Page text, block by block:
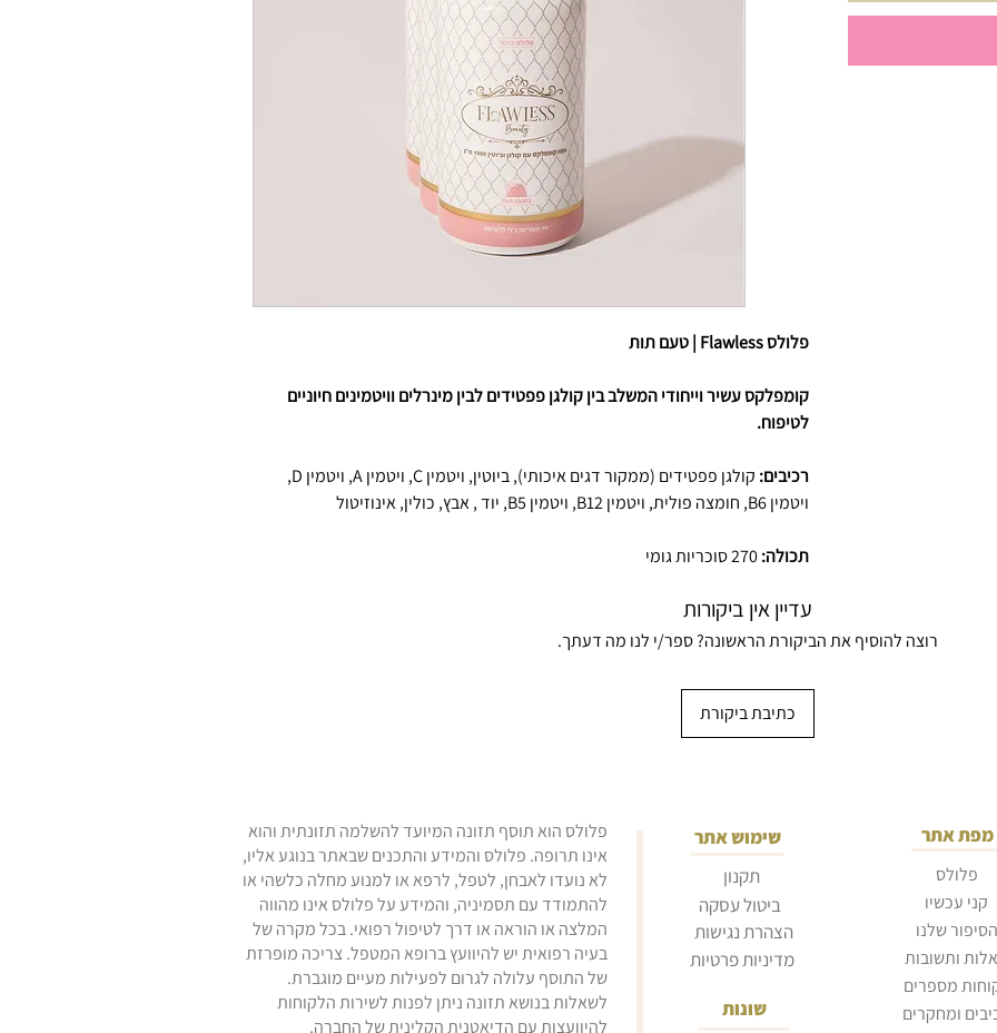
פלולס Flawless | טעם תות
קומפלקס עשיר וייחודי המשלב בין קולגן פפטידים לבין מינרלים וויטמינים חיוניים
לטיפוח.
רכיבים:
קולגן פפטידים (ממקור דגים איכותי), ביוטין, ויטמין C, ויטמין A, ויטמין D,
ויטמין B6, חומצה פולית, ויטמין B12, ויטמין B5, יוד , אבץ, כולין, אינוזיטול
תכולה:
עדיין אין ביקורות
רוצה להוסיף את הביקורת הראשונה? ספר/י לנו מה דעתך.
כתיבת ביקורת
פלולס הוא תוסף תזונה המיועד להשלמה תזונתית והוא
אינו תרופה. פלולס והמידע והתכנים שבאתר בנוגע אליו,
לא נועדו לאבחן, לטפל, לרפא או למנוע מחלה כלשהי או
להתמודד עם תסמיניה, והמידע על פלולס אינו מהווה
המלצה או הוראה או דרך לטיפול רפואי. בכל מקרה של
בעיה רפואית יש להיוועץ ברופא המטפל. צריכה מופרזת
של התוסף עלולה לגרום לפעילות מעיים מוגברת.
לשאלות בנושא תזונה ניתן לפנות לשירות הלקוחות
להיוועצות עם הדיאטנית הקלינית של החברה.
מפת אתר
פלולס
קני עכשיו
הסיפור שלנו
ותשובות
מספרים
ומחקרים
שימוש אתר
תקנון
ביטול עסקה
הצהרת נגישות
מדיניות פרטיות
שונות